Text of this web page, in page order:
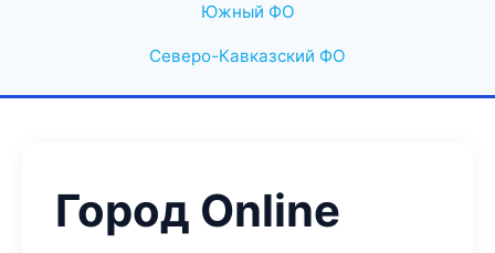
Южный ФО
Северо-Кавказский ФО
Город Online